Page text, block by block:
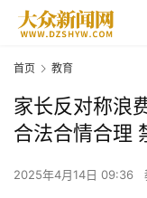
首页 教育
家长反对称浪
合法合情合理
2025年4月14日 09:36